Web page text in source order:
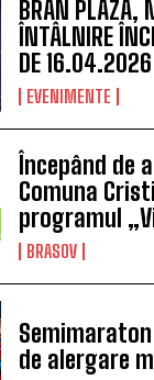
BRAN PLAZA,
ÎNTÂLNIRE
DE 16.04.2026
EVENIMENTE
Începând de
Comuna
programul
BRASOV
de alergare